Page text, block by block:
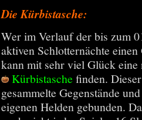
Die Kürbistasche:
Wer im Verlauf der bis zum
aktiven Schlotternächte
kann mit sehr viel Glück
Kürbistasche finden.
gesammelte Gegenstände
eigenen Helden gebunden.